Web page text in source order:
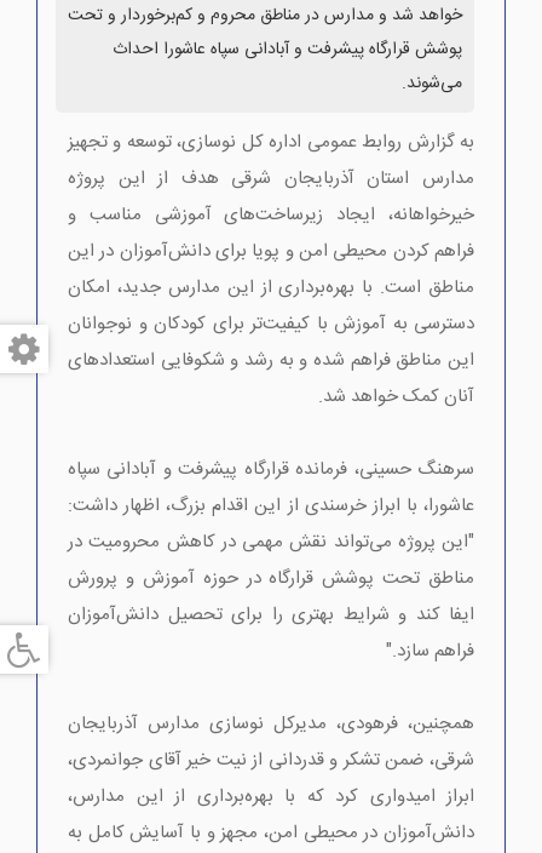
خواهد شد و مدارس در مناطق محروم و کم‌برخوردار و تحت
پوشش قرارگاه پیشرفت و آبادانی سپاه عاشورا احداث
می‌شوند.
به گزارش روابط عمومی اداره کل نوسازی، توسعه و تجهیز
مدارس استان آذربایجان شرقی هدف از این پروژه
خیرخواهانه، ایجاد زیرساخت‌های آموزشی مناسب و
فراهم کردن محیطی امن و پویا برای دانش‌آموزان در این
مناطق است. با بهره‌برداری از این مدارس جدید، امکان
دسترسی به آموزش با کیفیت‌تر برای کودکان و نوجوانان
این مناطق فراهم شده و به رشد و شکوفایی استعدادهای
آنان کمک خواهد شد.
سرهنگ حسینی، فرمانده قرارگاه پیشرفت و آبادانی سپاه
عاشورا، با ابراز خرسندی از این اقدام بزرگ، اظهار داشت:
"این پروژه می‌تواند نقش مهمی در کاهش محرومیت در
مناطق تحت پوشش قرارگاه در حوزه آموزش و پرورش
ایفا کند و شرایط بهتری را برای تحصیل دانش‌آموزان
فراهم سازد."
همچنین، فرهودی، مدیرکل نوسازی مدارس آذربایجان
شرقی، ضمن تشکر و قدردانی از نیت خیر آقای جوانمردی،
ابراز امیدواری کرد که با بهره‌برداری از این مدارس،
دانش‌آموزان در محیطی امن، مجهز و با آسایش کامل به